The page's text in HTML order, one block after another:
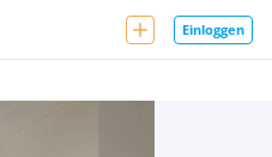
Einloggen